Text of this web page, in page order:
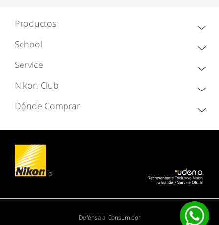
Productos
School
Service
Nikon Club
Dónde Comprar
Defensa al Consumidor